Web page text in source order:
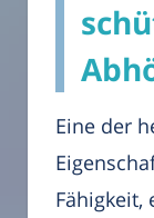
Eine der
Fähigkeit,